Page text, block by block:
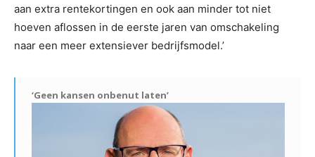
aan extra rentekortingen en ook aan minder tot niet
hoeven aflossen in de eerste jaren van omschakeling
naar een meer extensiever bedrijfsmodel.’
‘Geen kansen onbenut laten’